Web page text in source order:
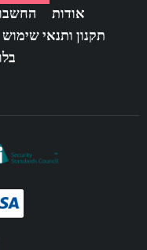
אודות
תקנון ותנאי שימוש